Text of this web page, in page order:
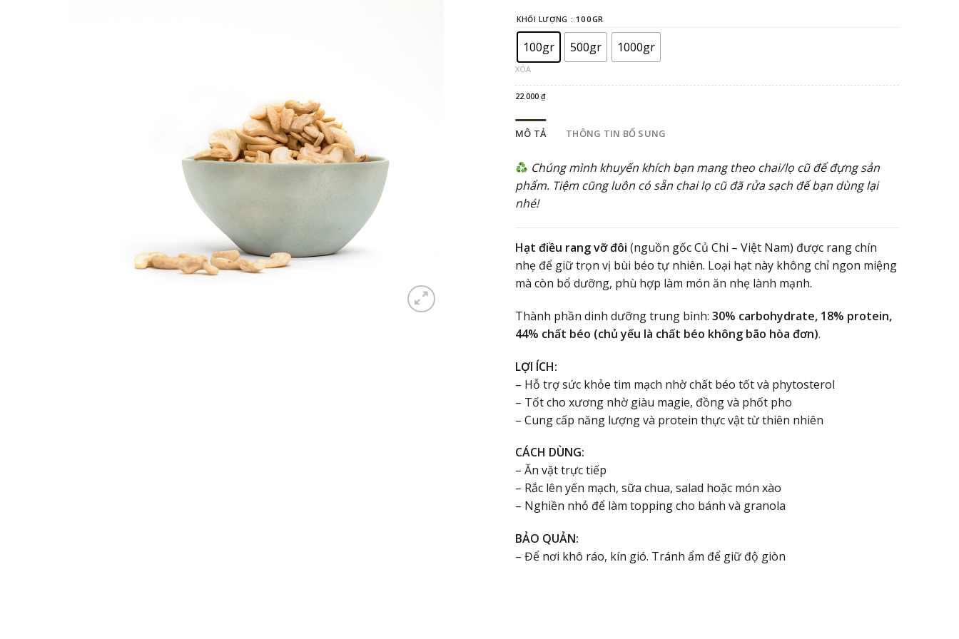
đến
190.000 ₫
KHỐI LƯỢNG : 100GR
100gr 500gr 1000gr
XÓA
22.000 ₫
MÔ TẢ THÔNG TIN BỔ SUNG
Chúng mình khuyến khích bạn mang theo chai/lọ cũ để đựng sản
phẩm. Tiệm cũng luôn có sẵn chai lọ cũ đã rửa sạch để bạn dùng lại
nhé!
Hạt điều rang vỡ đôi (nguồn gốc Củ Chi – Việt Nam) được rang chín
nhẹ để giữ trọn vị bùi béo tự nhiên. Loại hạt này không chỉ ngon miệng
mà còn bổ dưỡng, phù hợp làm món ăn nhẹ lành mạnh.
Thành phần dinh dưỡng trung bình: 30% carbohydrate, 18% protein,
44% chất béo (chủ yếu là chất béo không bão hòa đơn).
LỢI ÍCH:
– Hỗ trợ sức khỏe tim mạch nhờ chất béo tốt và phytosterol
– Tốt cho xương nhờ giàu magie, đồng và phốt pho
– Cung cấp năng lượng và protein thực vật từ thiên nhiên
CÁCH DÙNG:
– Ăn vặt trực tiếp
– Rắc lên yến mạch, sữa chua, salad hoặc món xào
– Nghiền nhỏ để làm topping cho bánh và granola
BẢO QUẢN:
– Để nơi khô ráo, kín gió. Tránh ẩm để giữ độ giòn